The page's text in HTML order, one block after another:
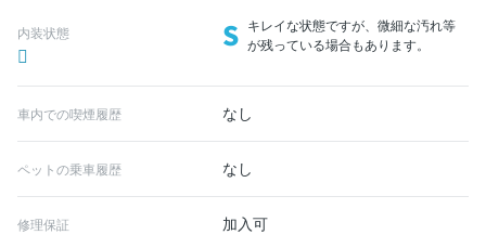
内装状態 S キレイな状態ですが、微細な汚れ等
が残っている場合もあります。
車内での喫煙履歴 なし
ペットの乗車履歴 なし
修理保証 加入可